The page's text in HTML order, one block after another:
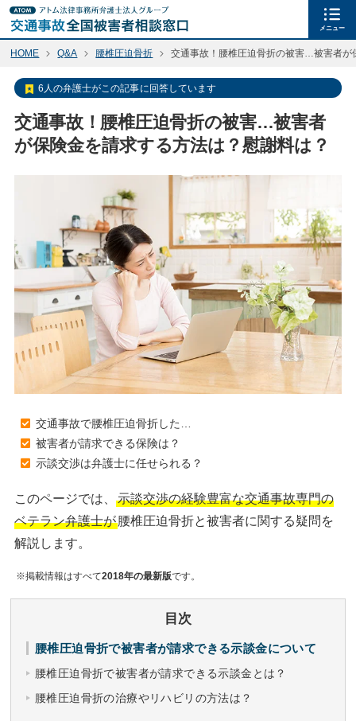
メニュー
HOME Q&A 腰椎圧迫骨折 交通事故！腰椎圧迫骨折の被害…被害者が
6人の弁護士がこの記事に回答しています
交通事故！腰椎圧迫骨折の被害…被害者
が保険金を請求する方法は？慰謝料は？
交通事故で腰椎圧迫骨折した…
被害者が請求できる保険は？
示談交渉は弁護士に任せられる？
このページでは、
示談交渉の経験豊富な交通事故専門の
ベテラン弁護士が腰椎圧迫骨折と被害者に関する疑問を
解説します。
※掲載情報はすべて2018年の最新版です。
目次
腰椎圧迫骨折で被害者が請求できる示談金について
腰椎圧迫骨折で被害者が請求できる示談金とは？
腰椎圧迫骨折の治療やリハビリの方法は？